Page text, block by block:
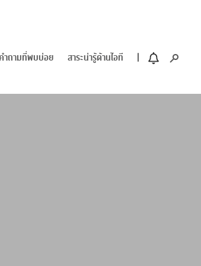
คำถามที่พบบ่อย สาระน่ารู้ด้านไอที